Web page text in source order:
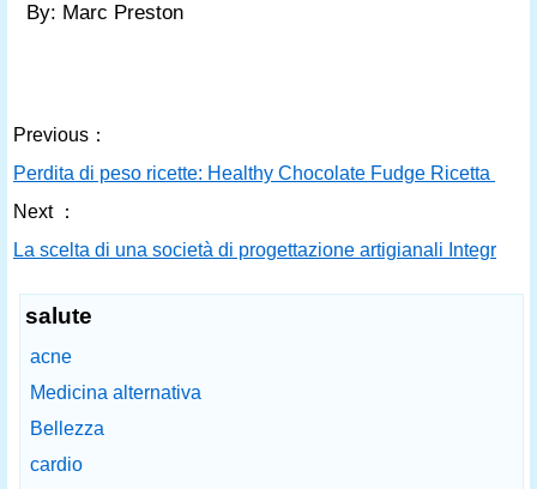
By: Marc Preston
Previous：
Perdita di peso ricette: Healthy Chocolate Fudge Ricetta
Next ：
La scelta di una società di progettazione artigianali
salute
acne
Medicina alternativa
Bellezza
cardio